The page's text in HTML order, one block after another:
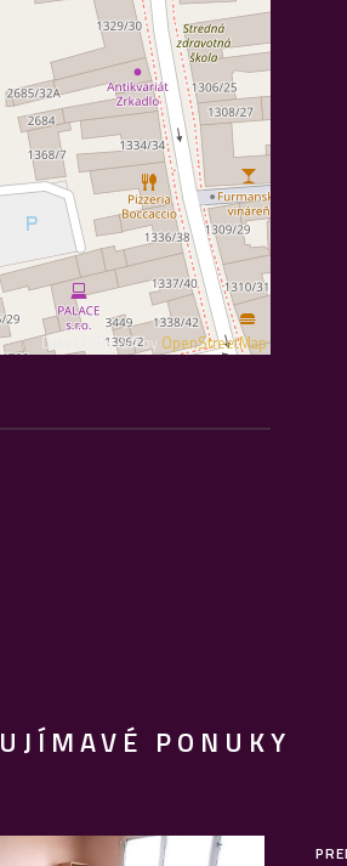
Data CC-By-SA by OpenStreetMap
PONUKY